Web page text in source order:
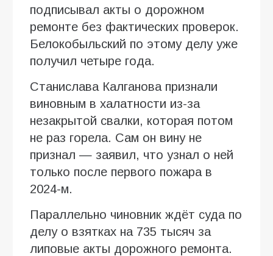
подписывал акты о дорожном
ремонте без фактических проверок.
Белокобыльский по этому делу уже
получил четыре года.
Станислава Калганова признали
виновным в халатности из-за
незакрытой свалки, которая потом
не раз горела. Сам он вину не
признал — заявил, что узнал о ней
только после первого пожара в
2024-м.
Параллельно чиновник ждёт суда по
делу о взятках на 735 тысяч за
липовые акты дорожного ремонта.